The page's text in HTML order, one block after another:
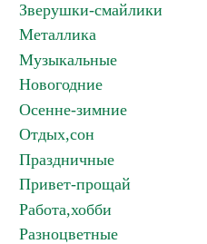
Зверушки-смайлики
Металлика
Музыкальные
Новогодние
Осенне-зимние
Отдых,сон
Праздничные
Привет-прощай
Работа,хобби
Разноцветные